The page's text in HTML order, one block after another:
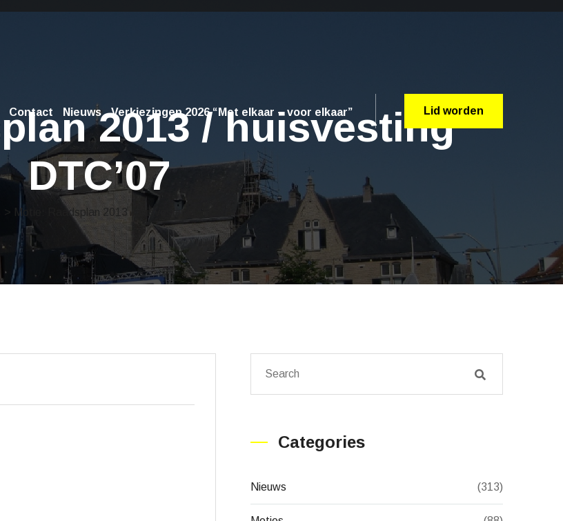
Contact Nieuws Verkiezingen 2026 “Met elkaar – voor elkaar” Lid worden
2013 / huisvesting
DTC’07
> Motie: Raadsplan 2013 / huisvesting DTC’07
Categories
Nieuws (313)